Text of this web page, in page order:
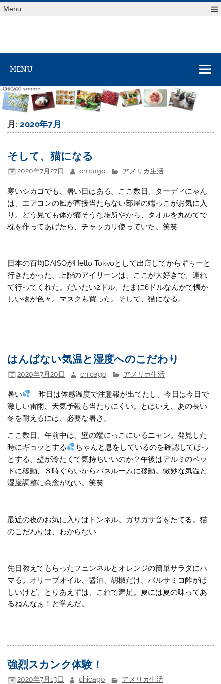
Skip
toMenu
MENU
月:2020年7月
そして、猫になる
2020年7月27日 chicago アメリカ生活
寒いシカゴでも、暑い日はある。ここ数日、ターディにゃん
は、エアコンの風が直接当たらない部屋の端っこがお気に入
り。どう見ても体が痛そうな場所やから、タオルを丸めてで
枕を作ってあげたら、チャッカリ使っていた。笑笑
日本の百均DAISOがHello Tokyoとして出店してからずぅーと
行きたかった。上階のアイリーンは、ここが大好きで、連れ
て行ってくれた。だいたい2ドル、たまに6ドルなんかで懐か
しい物が色々。マスクも買った。そして、猫になる。
はんばない気温と湿度へのこだわり
2020年7月20日 chicago アメリカ生活
暑い
昨日は体感温度で注意報が出てたし、今日は今日で
激しい雷雨、天気予報も当たりにくい。とはいえ、あの長い
冬を耐えるには、必要な暑さ。
ここ数日、午前中は、壁の端にっこにいるニャン。発見した
時にギョッとする
ちゃんと息をしているのを確認してほっ
とする。壁が冷たくて気持ちいいのか？午後はアルミのベッ
ドに移動、３時ぐらいからバスルームに移動。微妙な気温と
湿度調整に余念がない。笑笑
最近の夜のお気に入りはトンネル。ガサガサ音をたてる。猫
のこだわりは、わからない
先日教えてもらったフェンネルとオレンジの簡単サラダにハ
マる。オリーブオイル、醤油、胡椒だけ。バルサミコ酢がほ
しいけど、とりあえずは、これで満足。夏には夏の味ってあ
るねんなぁ！と学んだ。
強烈スカンク体験！
2020年7月13日 chicago アメリカ生活